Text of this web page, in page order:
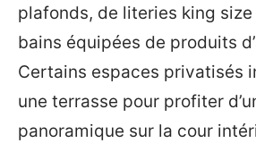
plafonds, de literies king
bains équipées de produits
Certains espaces privatisés
une terrasse pour profiter
panoramique sur la cour